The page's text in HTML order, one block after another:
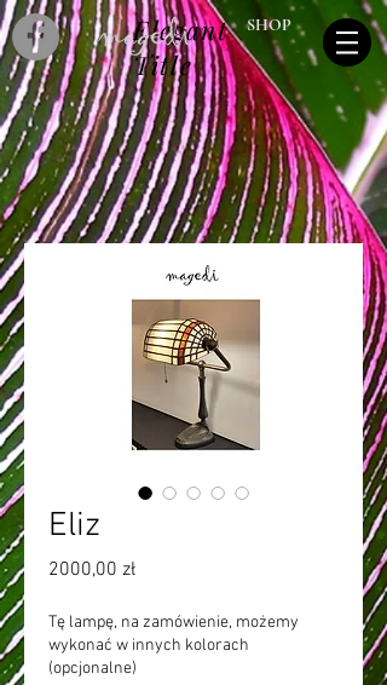
SHOP
Elegant
Title
Eliz
2000,00 złCena
Tę lampę, na zamówienie, możemy
wykonać w innych kolorach
(opcjonalne)